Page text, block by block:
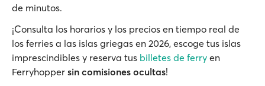
de minutos.
¡Consulta los horarios y los precios en tiempo real de
los ferries a las islas griegas en 2026, escoge tus islas
imprescindibles y reserva tus billetes de ferry en
Ferryhopper sin comisiones ocultas!